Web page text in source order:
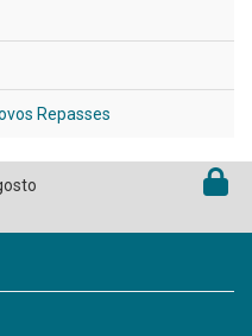
Repasses